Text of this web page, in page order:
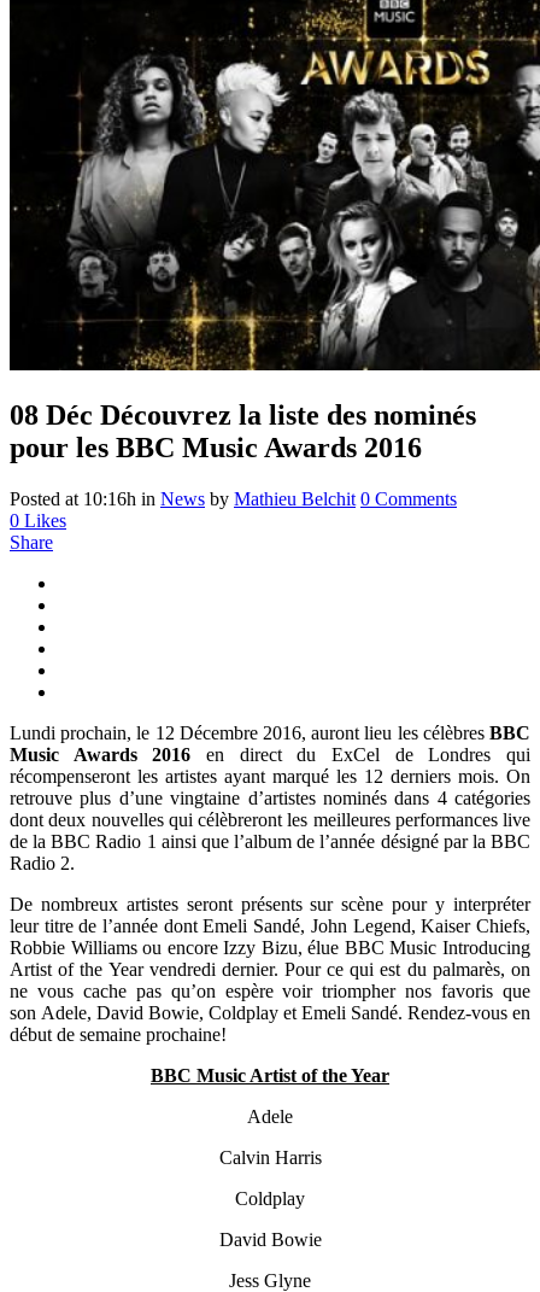
08 Déc Découvrez la liste des nominés
pour les BBC Music Awards 2016
Posted at 10:16h in News by Mathieu Belchit 0 Comments
0 Likes
Share
Lundi prochain, le 12 Décembre 2016, auront lieu les célèbres BBC
Music Awards 2016 en direct du ExCel de Londres
qui
récompenseront les artistes ayant marqué les 12 derniers mois. On
retrouve plus d’une vingtaine d’artistes nominés dans 4 catégories
dont deux nouvelles qui célèbreront les meilleures performances live
de la BBC Radio 1 ainsi que l’album de l’année désigné par la BBC
Radio 2.
De nombreux artistes seront présents sur scène pour y interpréter
leur titre de l’année dont Emeli Sandé, John Legend, Kaiser Chiefs,
Robbie Williams ou encore Izzy Bizu, élue BBC Music Introducing
Artist of the Year vendredi dernier. Pour ce qui est du palmarès, on
ne vous cache pas qu’on espère voir triompher nos favoris que
son Adele, David Bowie, Coldplay et Emeli Sandé. Rendez-vous en
début de semaine prochaine!
BBC Music Artist of the Year
Adele
Calvin Harris
Coldplay
David Bowie
Jess Glyne